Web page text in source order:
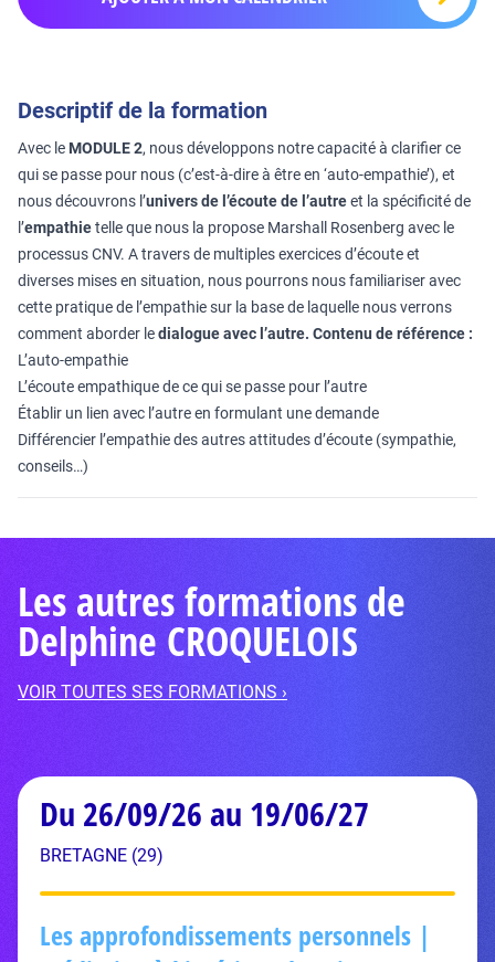
Descriptif de la formation
Avec le MODULE 2, nous développons notre capacité à clarifier ce
qui se passe pour nous (c’est-à-dire à être en ‘auto-empathie’), et
nous découvrons l’univers de l’écoute de l’autreet la spécificité de
l’empathietelle que nous la propose Marshall Rosenberg avec le
processus CNV. A travers de multiples exercices d’écoute et
diverses mises en situation, nous pourrons nous familiariser avec
cette pratique de l’empathie sur la base de laquelle nous verrons
comment aborder ledialogue avec l’autre. Contenu de référence :
L’auto-empathie
L’écoute empathique de ce qui se passe pour l’autre
Établir un lien avec l’autre en formulant une demande
Différencier l’empathie des autres attitudes d’écoute (sympathie,
conseils…)
Les autres formations de
Delphine CROQUELOIS
VOIR TOUTES SES FORMATIONS ›
Du 26/09/26 au 19/06/27
BRETAGNE (29)
Les approfondissements personnels |